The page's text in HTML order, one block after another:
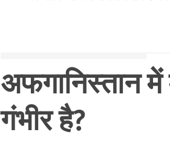
अफगानिस्तान में
गंभीर है?